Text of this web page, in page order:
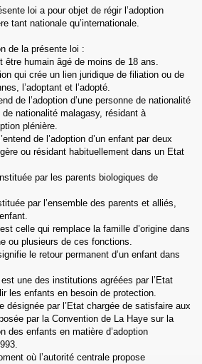
loi a pour objet de régir l’adoption
tant nationale qu’internationale.
de la présente loi :
être humain âgé de moins de 18 ans.
qui crée un lien juridique de filiation ou de
l’adoptant et l’adopté.
de l’adoption d’une personne de nationalité
nationalité malagasy, résidant à
plénière.
de l’adoption d’un enfant par deux
ou résidant habituellement dans un Etat
par les parents biologiques de
par l’ensemble des parents et alliés,
celle qui remplace la famille d’origine dans
ou plusieurs de ces fonctions.
le retour permanent d’un enfant dans
une des institutions agréées par l’Etat
les enfants en besoin de protection.
désignée par l’Etat chargée de satisfaire aux
par la Convention de La Haye sur la
des enfants en matière d’adoption
où l’autorité centrale propose